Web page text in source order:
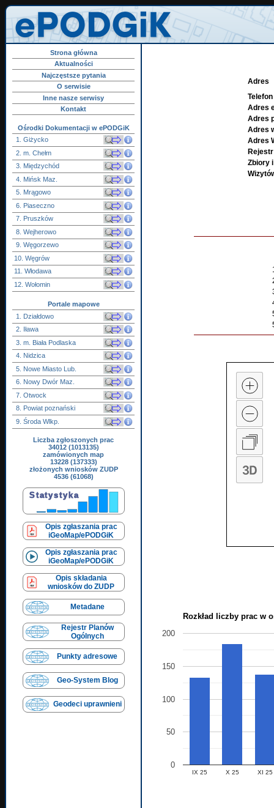
Strona główna
Aktualności
Najczęstsze pytania
O serwisie
Inne nasze serwisy
Kontakt
Ośrodki Dokumentacji w ePODGiK
1. Giżycko
2. m. Chełm
3. Międzychód
4. Mińsk Maz.
5. Mrągowo
6. Piaseczno
7. Pruszków
8. Wejherowo
9. Węgorzewo
10. Węgrów
11. Włodawa
12. Wołomin
Portale mapowe
1. Działdowo
2. Iława
3. m. Biała Podlaska
4. Nidzica
5. Nowe Miasto Lub.
6. Nowy Dwór Maz.
7. Otwock
8. Powiat poznański
9. Środa Wlkp.
Liczba zgłoszonych prac
34012 (1013135)
zamówionych map
13228 (137333)
złożonych wniosków ZUDP
4536 (61068)
Opis zgłaszania prac
iGeoMap/ePODGiK
Opis zgłaszania prac
iGeoMap/ePODGiK
Opis składania
wniosków do ZUDP
Metadane
Rejestr Planów
Ogólnych
Punkty adresowe
Geo-System Blog
Geodeci uprawnieni
Adres
Telefon
Adres
Adres
Adres
Adres
Zbiory
Rozkład liczby prac w
IX 25 X 25 XI 25
0
50
100
150
200